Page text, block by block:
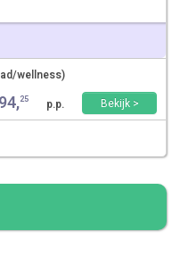
wellness)
94,25 p.p. Bekijk >